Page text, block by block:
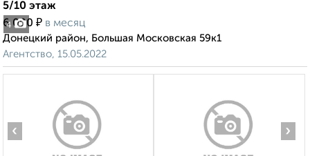
4
5/10 этаж
6 000 ₽ в месяц
Донецкий район, Большая Московская 59к1
Агентство, 15.05.2022
‹ ›